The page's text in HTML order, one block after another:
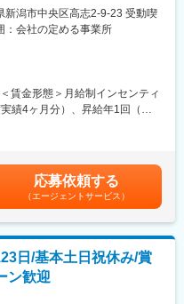
昇給・賞与制度もあり、成果が
ルタントや管理職へのキャリ
い信頼性を誇り、和やかな雰
、法人・個人のお客様に対して
ティングを提供する専門家集
告や記帳代行、決算業務か
ト、創業支援まで、会計領域
。お客様のパートナーとし
援に貢献していただきます。
先への定期訪問（月10～15件程
、自社株評価などの資産対策
や経営相談、助成金情報提供
新潟市中央区高志2-9-23 受動喫
：会社の定める事業所
賃金形態＞月給制インセンティ
績4ヶ月分）、昇給年1回（前
でも目安の金額であり、選考
。月給(月額)は固定手当を含め
応募依頼する
（エージェントサービス）
日/基本土日祝休み/賞
ン歓迎